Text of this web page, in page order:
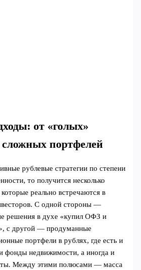
от «голых»
сложных портфелей
рублевые стратегии по степени
то получится несколько
реально встречаются в
С одной стороны —
решения в духе «купил ОФЗ и
с другой — продуманные
портфели в рублях, где есть и
фонды недвижимости, а иногда и
Между этими полюсами — масса